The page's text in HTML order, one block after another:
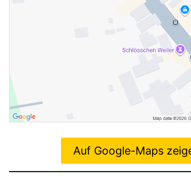
Auf Google-Maps